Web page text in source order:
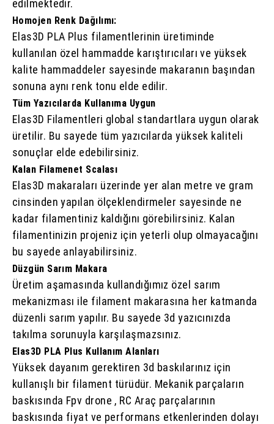
edilmektedir.
Homojen Renk Dağılımı:
Elas3D PLA Plus filamentlerinin üretiminde
kullanılan özel hammadde karıştırıcıları ve yüksek
kalite hammaddeler sayesinde makaranın başından
sonuna aynı renk tonu elde edilir.
Tüm Yazıcılarda Kullanıma Uygun
Elas3D Filamentleri global standartlara uygun olarak
üretilir. Bu sayede tüm yazıcılarda yüksek kaliteli
sonuçlar elde edebilirsiniz.
Kalan Filamenet Scalası
Elas3D makaraları üzerinde yer alan metre ve gram
cinsinden yapılan ölçeklendirmeler sayesinde ne
kadar filamentiniz kaldığını görebilirsiniz. Kalan
filamentinizin projeniz için yeterli olup olmayacağını
bu sayede anlayabilirsiniz.
Düzgün Sarım Makara
Üretim aşamasında kullandığımız özel sarım
mekanizması ile filament makarasına her katmanda
düzenli sarım yapılır. Bu sayede 3d yazıcınızda
takılma sorunuyla karşılaşmazsınız.
Elas3D PLA Plus Kullanım Alanları
Yüksek dayanım gerektiren 3d baskılarınız için
kullanışlı bir filament türüdür. Mekanik parçaların
baskısında Fpv drone , RC Araç parçalarının
baskısında fiyat ve performans etkenlerinden dolayı